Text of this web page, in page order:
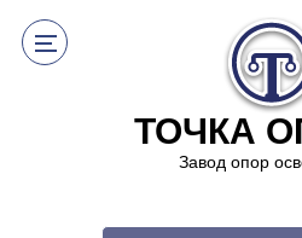
ТОЧКА
Завод опор